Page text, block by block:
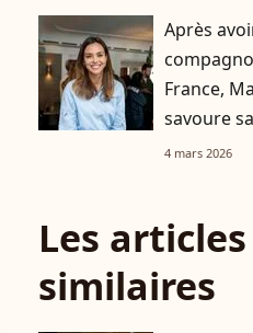
Après
France,
savoure
ne peut
4 mars 2026
Les articles
similaires